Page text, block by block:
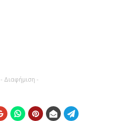
- Διαφήμιση -